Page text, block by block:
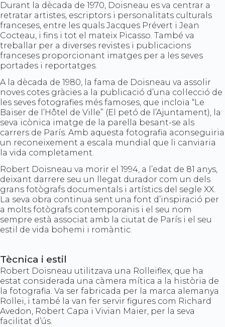
Durant la dècada de 1970, Doisneau es va centrar a
retratar artistes, escriptors i personalitats culturals
franceses, entre les quals Jacques Prévert i Jean
Cocteau, i fins i tot el mateix Picasso. També va
treballar per a diverses revistes i publicacions
franceses proporcionant imatges per a les seves
portades i reportatges.
A la dècada de 1980, la fama de Doisneau va assolir
noves cotes gràcies a la publicació d’una col·lecció de
les seves fotografies més famoses, que incloïa “Le
Baiser de l’Hôtel de Ville” (El petó de l’Ajuntament), la
seva icònica imatge de la parella besant-se als
carrers de París. Amb aquesta fotografia aconseguiria
un reconeixement a escala mundial que li canviaria
la vida completament.
Robert Doisneau va morir el 1994, a l’edat de 81 anys,
deixant darrere seu un llegat durador com un dels
grans fotògrafs documentals i artístics del segle XX.
La seva obra continua sent una font d’inspiració per
a molts fotògrafs contemporanis i el seu nom
sempre està associat amb la ciutat de París i el seu
estil de vida bohemi i romàntic.
Tècnica i estil
Robert Doisneau utilitzava una Rolleiflex, que ha
estat considerada una càmera mítica a la història de
la fotografia. Va ser fabricada per la marca alemanya
Rollei, i també la van fer servir figures com Richard
Avedon, Robert Capa i Vivian Maier, per la seva
facilitat d’ús.